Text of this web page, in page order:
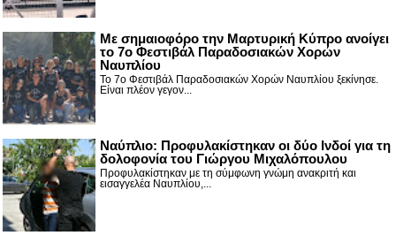
Με σημαιοφόρο την Μαρτυρική Κύπρο ανοίγει
το 7ο Φεστιβάλ Παραδοσιακών Χορών
Ναυπλίου
Το 7ο Φεστιβάλ Παραδοσιακών Χορών Ναυπλίου ξεκίνησε.
Είναι πλέον γεγον...
Ναύπλιο: Προφυλακίστηκαν οι δύο Ινδοί για τη
δολοφονία του Γιώργου Μιχαλόπουλου
Προφυλακίστηκαν με τη σύμφωνη γνώμη ανακριτή και
εισαγγελέα Ναυπλίου,...